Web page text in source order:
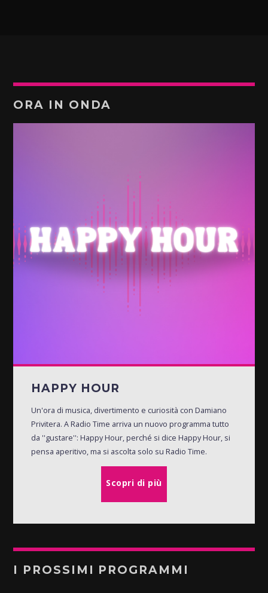
ORA IN ONDA
HAPPY HOUR
Un'ora di musica, divertimento e curiosità con Damiano
Privitera. A Radio Time arriva un nuovo programma tutto
da ''gustare'': Happy Hour, perché si dice Happy Hour, si
pensa aperitivo, ma si ascolta solo su Radio Time.
Scopri di più
I PROSSIMI PROGRAMMI